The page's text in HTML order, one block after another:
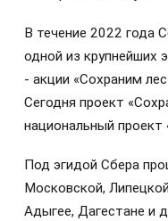
В течение 2022 года
одной из крупнейших
- акции «Сохраним
Сегодня проект
национальный проект
Под эгидой Сбера
Московской,
Адыгее, Дагестане и